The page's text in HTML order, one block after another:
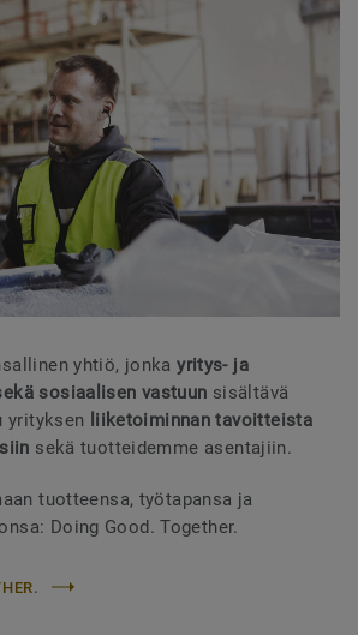
yhtiö, jonkayritys- ja
sosiaalisen vastuun sisältävä
yrityksen liiketoiminnan tavoitteista
sekä tuotteidemme asentajiin.
tuotteensa, työtapansa ja
Doing Good. Together.